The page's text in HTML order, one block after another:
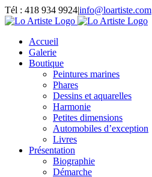
Passer
au
Tél : 418 934 9924|info@loartiste.com
Facebook
Instagram
Email
Pinterest
YouTube
Accueil
Galerie
Boutique
Peintures marines
Phares
Dessins et aquarelles
Harmonie
Petites dimensions
Automobiles d’exception
Livres
Présentation
Biographie
Démarche